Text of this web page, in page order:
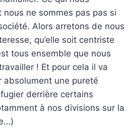
ne sommes pas pas si
Alors arretons de nous
qu’elle soit centriste
tous ensemble que nous
! Et pour cela il va
une pureté
derrière certains
à nos divisions sur la